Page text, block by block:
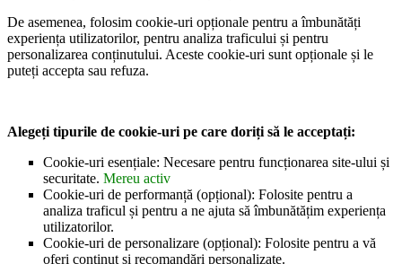
De asemenea, folosim cookie-uri opționale pentru a îmbunătăți
experiența utilizatorilor, pentru analiza traficului și pentru
personalizarea conținutului. Aceste cookie-uri sunt opționale și le
puteți accepta sau refuza.
Alegeți tipurile de cookie-uri pe care doriți să le acceptați:
Cookie-uri esențiale: Necesare pentru funcționarea site-ului și
securitate. Mereu activ
Cookie-uri de performanță (opțional): Folosite pentru a
analiza traficul și pentru a ne ajuta să îmbunătățim experiența
utilizatorilor.
Cookie-uri de personalizare (opțional): Folosite pentru a vă
oferi conținut și recomandări personalizate.